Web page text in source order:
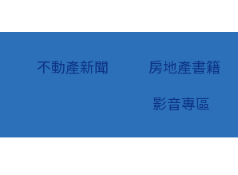
不動產新聞 房地產書籍
影音專區